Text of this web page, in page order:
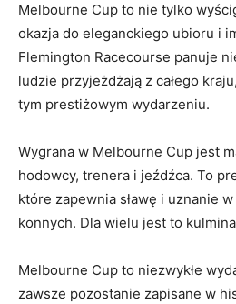
Melbourne Cup ​to nie tylko
okazja do ‍eleganckiego ubioru ⁤i
Flemington Racecourse panuje
ludzie przyjeżdżają z ‌całego
tym ​prestiżowym wydarzeniu.
Wygrana​ w Melbourne‍ Cup jest
hodowcy, trenera i jeźdźca. To
które zapewnia sławę i uznanie
konnych.‌ Dla wielu jest to
Melbourne Cup⁤ to niezwykłe⁤
zawsze pozostanie zapisane w⁢